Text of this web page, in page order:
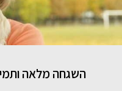
השגחה מלאה